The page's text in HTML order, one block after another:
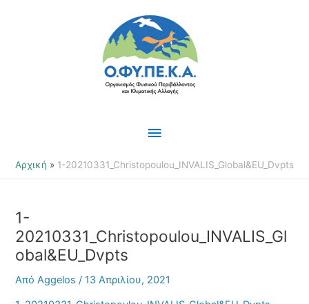
Κύριο
Μενού
Αρχική 1-20210331_Christopoulou_INVALIS_Global&EU_Dvpts
1-
20210331_Christopoulou_INVALIS_Gl
obal&EU_Dvpts
ΑπόAggelos/13 Απριλίου, 2021